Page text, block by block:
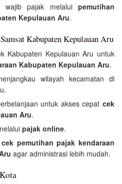
wajib pajak melalui pemutihan
Kepulauan Aru.
Kabupaten Kepulauan Aru
Kabupaten Kepulauan Aru untuk
Kabupaten Kepulauan Aru.
wilayah kecamatan di
untuk akses cepat cek
Aru.
pajak online.
cek pemutihan pajak kendaraan
agar administrasi lebih mudah.